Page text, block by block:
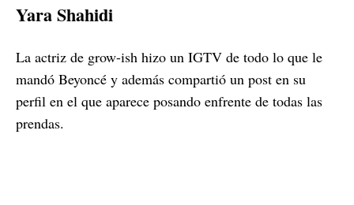
Yara Shahidi
La actriz de grow-ish hizo un IGTV de todo lo que le
mandó Beyoncé y además compartió un post en su
perfil en el que aparece posando enfrente de todas las
prendas.